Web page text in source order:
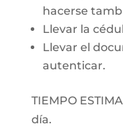
hacerse
Llevar la
Llevar el
autenticar.
TIEMPO
día.